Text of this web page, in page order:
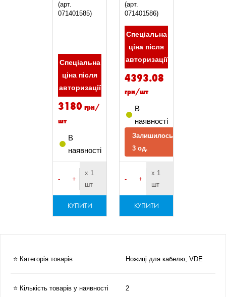
(арт.
071401585)
Спеціальна
ціна після
авторизації
3180 грн/
шт
В
наявності
- +
х 1
шт
КУПИТИ
(арт.
071401586)
Спеціальна
ціна після
авторизації
4393.08
грн/шт
В
наявності
Залишилось
3 од.
- +
х 1
шт
КУПИТИ
⭐ Категорія товарів Ножиці для кабелю, VDE
⭐ Кількість товарів у наявності 2